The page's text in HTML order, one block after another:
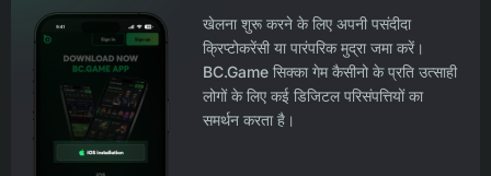
खेलना शुरू करने के लिए अपनी पसंदीदा
क्रिप्टोकरेंसी या पारंपरिक मुद्रा जमा करें।
BC.Game सिक्का गेम कैसीनो के प्रति उत्साही
लोगों के लिए कई डिजिटल परिसंपत्तियों का
समर्थन करता है।